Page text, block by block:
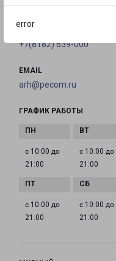
error
на карте
+7(8182) 639-000
EMAIL
arh@pecom.ru
ГРАФИК РАБОТЫ
с 10:00 до
21:00
с 10:00 до
21:00
с 10:00 до
21:00
с 10:00 до
21:00